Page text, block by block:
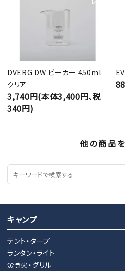
DVERG DW ビーカー 450ml
クリア
3,740円(本体3,400円、税
340円)
他の商品
キャンプ
テント・タープ
ランタン・ライト
焚き火・グリル